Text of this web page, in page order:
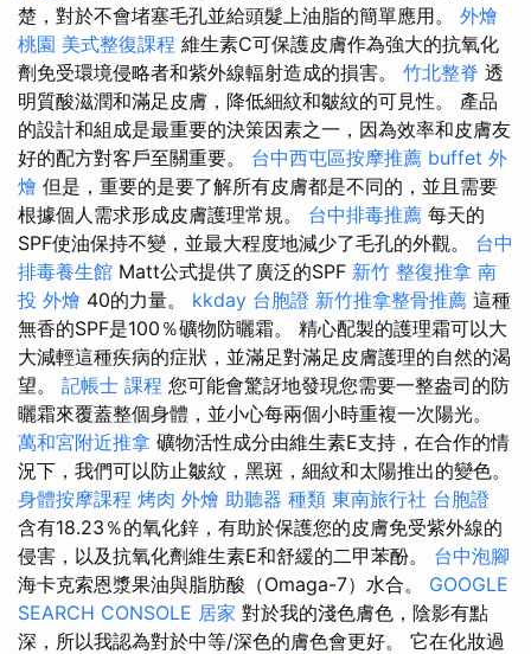
楚，對於不會堵塞毛孔並給頭髮上油脂的簡單應用。 外燴
桃園 美式整復課程 維生素C可保護皮膚作為強大的抗氧化
劑免受環境侵略者和紫外線輻射造成的損害。 竹北整脊 透
明質酸滋潤和滿足皮膚，降低細紋和皺紋的可見性。 產品
的設計和組成是最重要的決策因素之一，因為效率和皮膚友
好的配方對客戶至關重要。 台中西屯區按摩推薦 buffet 外
燴 但是，重要的是要了解所有皮膚都是不同的，並且需要
根據個人需求形成皮膚護理常規。 台中排毒推薦 每天的
SPF使油保持不變，並最大程度地減少了毛孔的外觀。 台中
排毒養生館 Matt公式提供了廣泛的SPF 新竹 整復推拿 南
投 外燴 40的力量。 kkday 台胞證 新竹推拿整骨推薦 這種
無香的SPF是100％礦物防曬霜。 精心配製的護理霜可以大
大減輕這種疾病的症狀，並滿足對滿足皮膚護理的自然的渴
望。 記帳士 課程 您可能會驚訝地發現您需要一整盎司的防
曬霜來覆蓋整個身體，並小心每兩個小時重複一次陽光。
萬和宮附近推拿 礦物活性成分由維生素E支持，在合作的情
況下，我們可以防止皺紋，黑斑，細紋和太陽推出的變色。
身體按摩課程 烤肉 外燴 助聽器 種類 東南旅行社 台胞證
含有18.23％的氧化鋅，有助於保護您的皮膚免受紫外線的
侵害，以及抗氧化劑維生素E和舒緩的二甲苯酚。 台中泡腳
海卡克索恩漿果油與脂肪酸（Omaga-7）水合。 GOOGLE
SEARCH CONSOLE 居家 對於我的淺色膚色，陰影有點
深，所以我認為對於中等/深色的膚色會更好。 它在化妝過